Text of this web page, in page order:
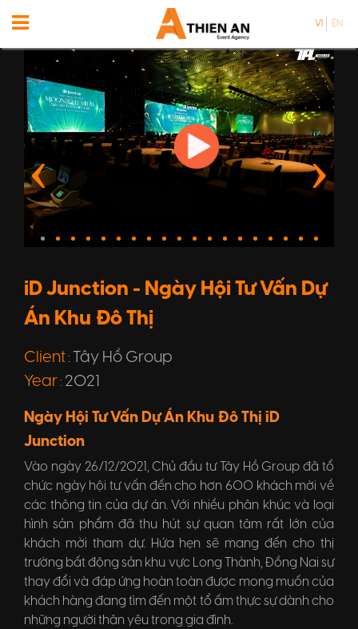
VI EN
iD Junction - Ngày Hội Tư Vấn Dự
Án Khu Đô Thị
Client : Tây Hồ Group
Year : 2021
Ngày Hội Tư Vấn Dự Án Khu Đô Thị iD
Junction
Vào ngày 26/12/2021, Chủ đầu tư Tây Hồ Group đã tổ
chức ngày hội tư vấn đến cho hơn 600 khách mời về
các thông tin của dự án. Với nhiều phân khúc và loại
hình sản phẩm đã thu hút sự quan tâm rất lớn của
khách mời tham dự. Hứa hẹn sẽ mang đến cho thị
trường bất động sản khu vực Long Thành, Đồng Nai sự
thay đổi và đáp ứng hoàn toàn được mong muốn của
khách hàng đang tìm đến một tổ ấm thực sự dành cho
những người thân yêu trong gia đình.